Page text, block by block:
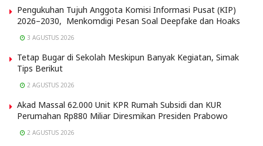
Pengukuhan Tujuh Anggota Komisi Informasi Pusat (KIP)
2026–2030, Menkomdigi Pesan Soal Deepfake dan Hoaks
3 AGUSTUS 2026
Tetap Bugar di Sekolah Meskipun Banyak Kegiatan, Simak
Tips Berikut
2 AGUSTUS 2026
Akad Massal 62.000 Unit KPR Rumah Subsidi dan KUR
Perumahan Rp880 Miliar Diresmikan Presiden Prabowo
2 AGUSTUS 2026